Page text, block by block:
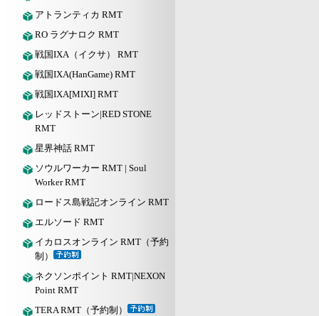
アトランティカ RMT
RO ラグナロク RMT
戦国IXA（イクサ） RMT
戦国IXA(HanGame) RMT
戦国IXA[MIXI] RMT
レッドストーン|RED STONE
RMT
星界神話 RMT
ソウルワーカー RMT | Soul
Worker RMT
ロードス島戦記オンライン RMT
エルソード RMT
イカロスオンライン RMT（予約
制）
ネクソンポイント RMT|NEXON
Point RMT
TERA RMT（予約制）